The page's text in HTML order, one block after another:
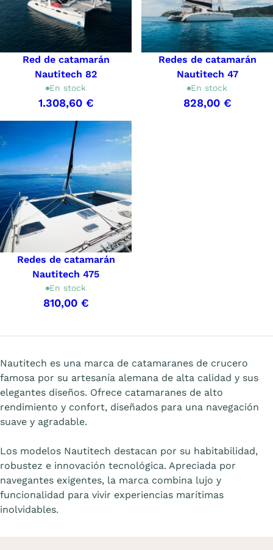
Red de catamarán
Nautitech 82
En stock
1.308,60 €
Redes de catamarán
Nautitech 47
En stock
828,00 €
Redes de catamarán
Nautitech 475
En stock
810,00 €
Nautitech es una marca de catamaranes de crucero
famosa por su artesanía alemana de alta calidad y sus
elegantes diseños. Ofrece catamaranes de alto
rendimiento y confort, diseñados para una navegación
suave y agradable.
Los modelos Nautitech destacan por su habitabilidad,
robustez e innovación tecnológica. Apreciada por
navegantes exigentes, la marca combina lujo y
funcionalidad para vivir experiencias marítimas
inolvidables.